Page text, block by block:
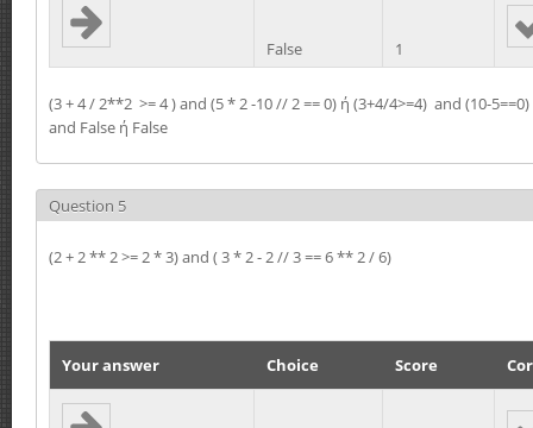
False 1
(3 + 4 / 2**2 >= 4 ) and (5 * 2 -10 // 2 == 0) ή (3+4/4>=4) and (10-
and False ή False
Question 5
(2 + 2 ** 2 >= 2 * 3) and ( 3 * 2 - 2 // 3 == 6 ** 2 / 6)
Your answer Choice Score